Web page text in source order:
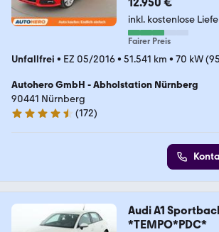
inkl. kostenlose
Fairer Preis
Unfallfrei • EZ 05/2016• 51.541 km • 70 kW
Autohero GmbH - Abholstation Nürnberg
90441 Nürnberg
4.5 Sterne
(172)
Audi A1
*TEMPO*PDC*